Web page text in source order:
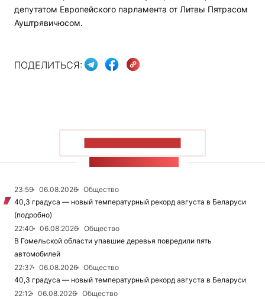
депутатом Европейского парламента от Литвы Пятрасом
Ауштрявичюсом.
ПОДЕЛИТЬСЯ:
23:59 06.08.2026
Общество
40,3 градуса — новый температурный рекорд августа в Беларуси
(подробно)
22:40
06.08.2026
Общество
В Гомельской области упавшие деревья повредили пять
автомобилей
22:37
06.08.2026
Общество
40,3 градуса — новый температурный рекорд августа в Беларуси
22:12
06.08.2026
Общество